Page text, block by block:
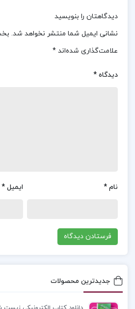
ستوده :
هدایت الله ستوده یکی از آثار
علل و انگیزه‌های پیدایش
اجتماعی همچون فقر، بیکاری،
دیدگاهتان را بنویسید
نشانی ایمیل شما منتشر نخواهد شد.
علامت‌گذاری شده‌اند *
دیدگاه *
نام * ایمیل *
جدیدترین محصولات